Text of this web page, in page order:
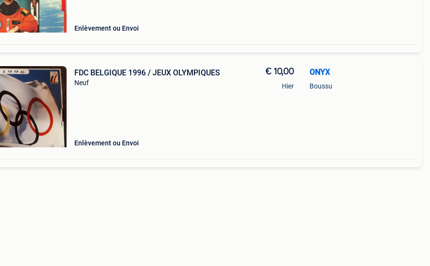
Enlèvement ou Envoi
FDC BELGIQUE 1996 / JEUX OLYMPIQUES
Neuf
Enlèvement ou Envoi
€ 10,00
Hier
ONYX
Boussu